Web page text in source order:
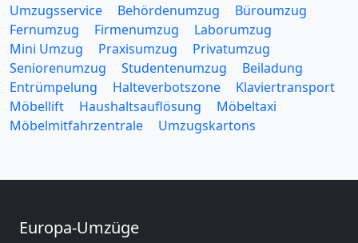
Umzugsservice Behördenumzug
Büroumzug
Fernumzug
Firmenumzug
Laborumzug
Mini Umzug
Praxisumzug
Privatumzug
Seniorenumzug
Studentenumzug
Beiladung
Entrümpelung
Halteverbotszone
Klaviertransport
Möbellift
Haushaltsauflösung
Möbeltaxi
Möbelmitfahrzentrale
Umzugskartons
Europa-Umzüge